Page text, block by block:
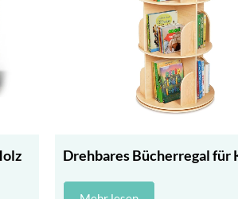
Drehbares Bücherregal für